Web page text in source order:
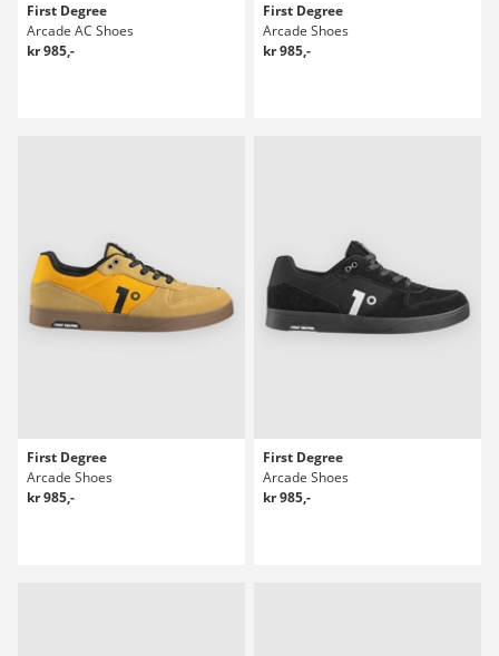
First Degree
Arcade AC Shoes
kr 985,-
First Degree
Arcade Shoes
kr 985,-
First Degree
Arcade Shoes
kr 985,-
First Degree
Arcade Shoes
kr 985,-